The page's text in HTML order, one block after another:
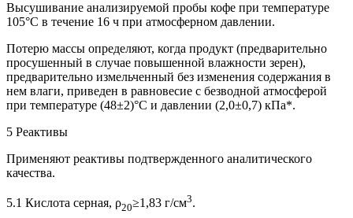
Высушивание анализируемой пробы кофе при температуре
105°С в течение 16 ч при атмосферном давлении.
Потерю массы определяют, когда продукт (предварительно
просушенный в случае повышенной влажности зерен),
предварительно измельченный без изменения содержания в
нем влаги, приведен в равновесие с безводной атмосферой
при температуре (48±2)°С и давлении (2,0±0,7) кПа*.
5 Реактивы
Применяют реактивы подтвержденного аналитического
качества.
5.1 Кислота серная, ρ20≥1,83 г/см3.